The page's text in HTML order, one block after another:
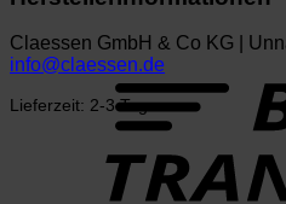
Claessen GmbH & Co KG |
info@claessen.de
Lieferzeit: 2-3 Tage